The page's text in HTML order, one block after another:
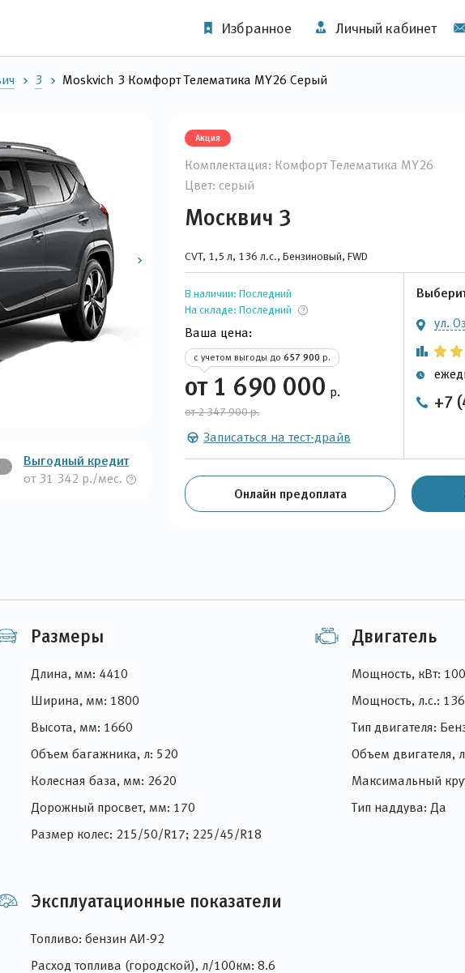
Избранное Личный кабинет
3 Moskvich 3 Комфорт Телематика MY26 Серый
Выгодный кредит
от 31 342 р./мес.
Акция
Комплектация: Комфорт Телематика MY26
Цвет: серый
Москвич 3
CVT, 1,5 л, 136 л.с., Бензиновый, FWD
В наличии: Последний
На складе: Последний
Ваша цена:
с учетом выгоды до 657 900 р.
от 1 690 000 р.
от 2 347 900 р.
Записаться на тест-драйв
ул.
+7
Онлайн предоплата
Размеры
Длина, мм: 4410
Ширина, мм: 1800
Высота, мм: 1660
Объем багажника, л: 520
Колесная база, мм: 2620
Дорожный просвет, мм: 170
Размер колес: 215/50/R17; 225/45/R18
Двигатель
Мощность, кВт: 100
Мощность, л.с.: 136
Тип двигателя:
Объем двигателя,
Максимальный
Тип наддува: Да
Эксплуатационные показатели
Топливо: бензин АИ-92
Расход топлива (городской), л/100км: 8.6